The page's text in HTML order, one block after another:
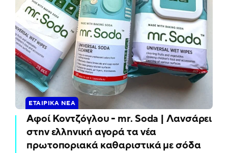
ΕΤΑΙΡΙΚΆ ΝΈΑ
Αφοί Κοντζόγλου - mr. Soda | Λανσάρει
στην ελληνική αγορά τα νέα
πρωτοποριακά καθαριστικά με σόδα